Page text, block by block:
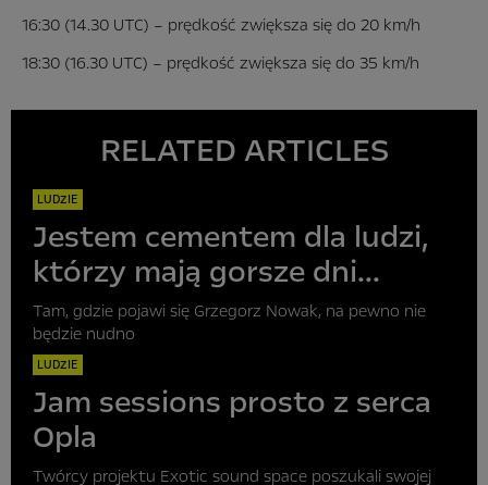
16:30 (14.30 UTC) – prędkość zwiększa się do 20 km/h
18:30 (16.30 UTC) – prędkość zwiększa się do 35 km/h
RELATED ARTICLES
LUDZIE
Jestem cementem dla ludzi,
którzy mają gorsze dni...
Tam, gdzie pojawi się Grzegorz Nowak, na pewno nie
będzie nudno
LUDZIE
Jam sessions prosto z serca
Opla
Twórcy projektu Exotic sound space poszukali swojej